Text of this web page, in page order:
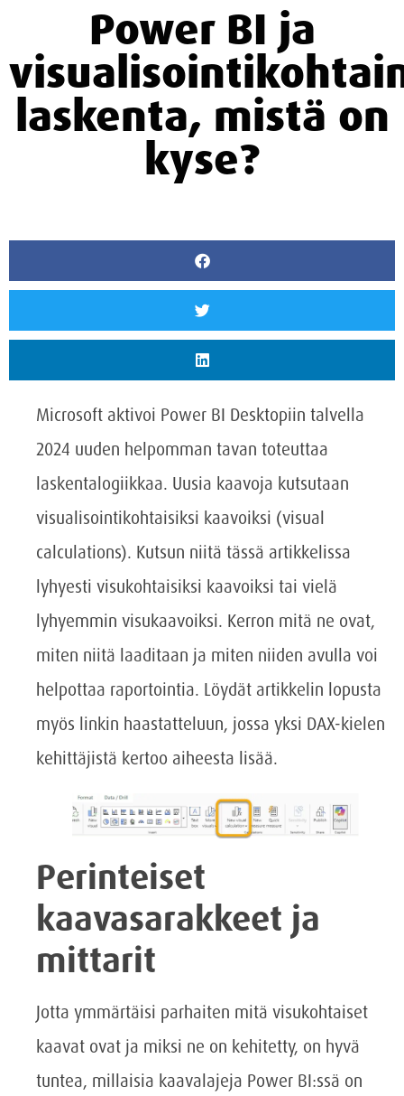
Power BI ja
laskenta, mistä on
kyse?
Microsoft aktivoi Power BI Desktopiin talvella
2024 uuden helpomman tavan toteuttaa
laskentalogiikkaa. Uusia kaavoja kutsutaan
visualisointikohtaisiksi kaavoiksi (visual
calculations). Kutsun niitä tässä artikkelissa
lyhyesti visukohtaisiksi kaavoiksi tai vielä
lyhyemmin visukaavoiksi. Kerron mitä ne ovat,
miten niitä laaditaan ja miten niiden avulla voi
helpottaa raportointia. Löydät artikkelin lopusta
myös linkin haastatteluun, jossa yksi DAX-kielen
kehittäjistä kertoo aiheesta lisää.
Perinteiset
kaavasarakkeet ja
mittarit
Jotta ymmärtäisi parhaiten mitä visukohtaiset
kaavat ovat ja miksi ne on kehitetty, on hyvä
tuntea, millaisia kaavalajeja Power BI:ssä on